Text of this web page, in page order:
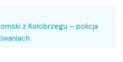
z Kołobrzegu – policja